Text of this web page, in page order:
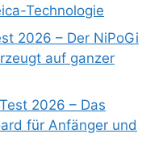
Technologie
2026 – Der NiPoGi
auf ganzer
2026 – Das
für Anfänger und